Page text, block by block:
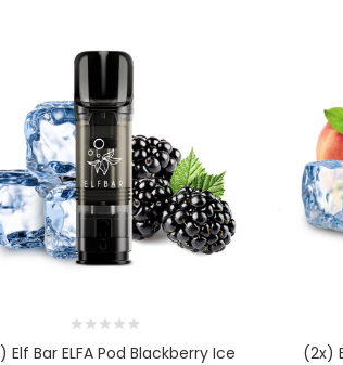
Elf Bar ELFA Pod Blackberry Ice (2x)